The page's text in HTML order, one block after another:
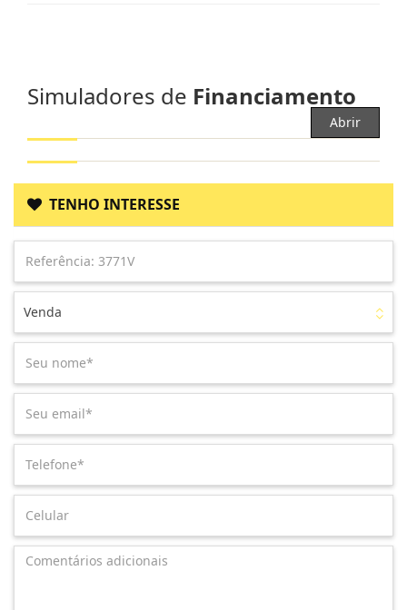
Simuladores de Financiamento
Abrir
TENHO INTERESSE
Venda